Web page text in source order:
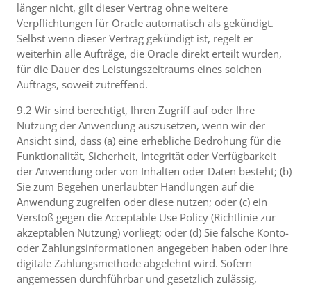
länger nicht, gilt dieser Vertrag ohne weitere
Verpflichtungen für Oracle automatisch als gekündigt.
Selbst wenn dieser Vertrag gekündigt ist, regelt er
weiterhin alle Aufträge, die Oracle direkt erteilt wurden,
für die Dauer des Leistungszeitraums eines solchen
Auftrags, soweit zutreffend.
9.2 Wir sind berechtigt, Ihren Zugriff auf oder Ihre
Nutzung der Anwendung auszusetzen, wenn wir der
Ansicht sind, dass (a) eine erhebliche Bedrohung für die
Funktionalität, Sicherheit, Integrität oder Verfügbarkeit
der Anwendung oder von Inhalten oder Daten besteht; (b)
Sie zum Begehen unerlaubter Handlungen auf die
Anwendung zugreifen oder diese nutzen; oder (c) ein
Verstoß gegen die Acceptable Use Policy (Richtlinie zur
akzeptablen Nutzung) vorliegt; oder (d) Sie falsche Konto-
oder Zahlungsinformationen angegeben haben oder Ihre
digitale Zahlungsmethode abgelehnt wird. Sofern
angemessen durchführbar und gesetzlich zulässig,